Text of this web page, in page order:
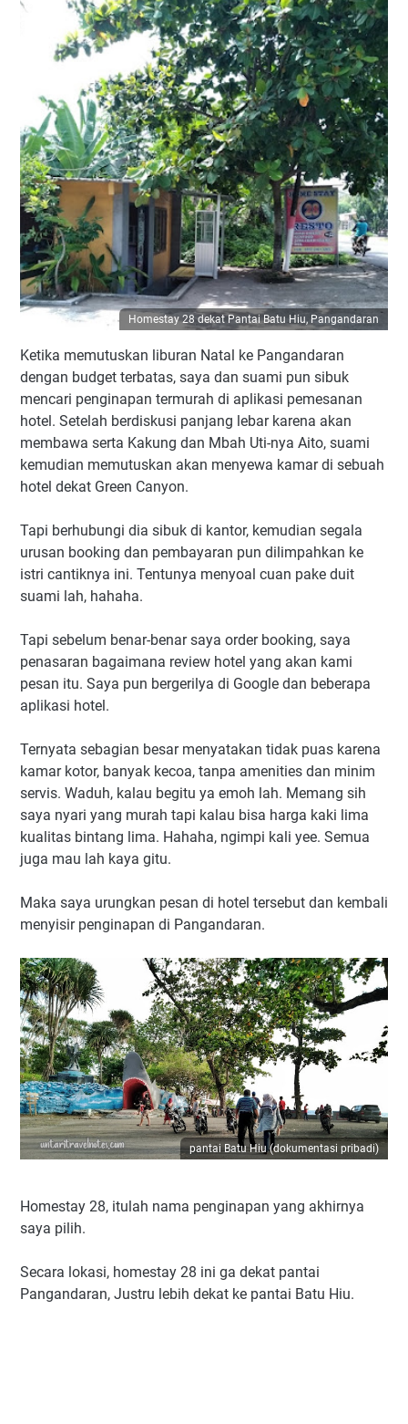
Homestay 28 dekat Pantai Batu Hiu, Pangandaran
Ketika memutuskan liburan Natal ke Pangandaran
dengan budget terbatas, saya dan suami pun sibuk
mencari penginapan termurah di aplikasi pemesanan
hotel. Setelah berdiskusi panjang lebar karena akan
membawa serta Kakung dan Mbah Uti-nya Aito, suami
kemudian memutuskan akan menyewa kamar di sebuah
hotel dekat Green Canyon.
Tapi berhubungi dia sibuk di kantor, kemudian segala
urusan booking dan pembayaran pun dilimpahkan ke
istri cantiknya ini. Tentunya menyoal cuan pake duit
suami lah, hahaha.
Tapi sebelum benar-benar saya order booking, saya
penasaran bagaimana review hotel yang akan kami
pesan itu. Saya pun bergerilya di Google dan beberapa
aplikasi hotel.
Ternyata sebagian besar menyatakan tidak puas karena
kamar kotor, banyak kecoa, tanpa amenities dan minim
servis. Waduh, kalau begitu ya emoh lah. Memang sih
saya nyari yang murah tapi kalau bisa harga kaki lima
kualitas bintang lima. Hahaha, ngimpi kali yee. Semua
juga mau lah kaya gitu.
Maka saya urungkan pesan di hotel tersebut dan kembali
menyisir penginapan di Pangandaran.
pantai Batu Hiu (dokumentasi pribadi)
Homestay 28, itulah nama penginapan yang akhirnya
saya pilih.
Secara lokasi, homestay 28 ini ga dekat pantai
Pangandaran, Justru lebih dekat ke pantai Batu Hiu.